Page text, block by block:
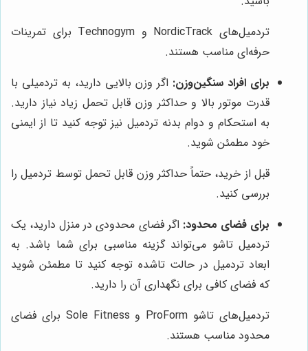
تردمیل‌های NordicTrack و Technogym برای تمرینات
حرفه‌ای مناسب هستند.
برای افراد سنگین‌وزن: اگر وزن بالایی دارید، به تردمیلی با
قدرت موتور بالا و حداکثر وزن قابل تحمل زیاد نیاز دارید.
به استحکام و دوام بدنه تردمیل نیز توجه کنید تا از ایمنی
خود مطمئن شوید.
قبل از خرید، حتماً حداکثر وزن قابل تحمل توسط تردمیل را
بررسی کنید.
برای فضای محدود: اگر فضای محدودی در منزل دارید، یک
تردمیل تاشو می‌تواند گزینه مناسبی برای شما باشد. به
ابعاد تردمیل در حالت تاشده توجه کنید تا مطمئن شوید
که فضای کافی برای نگهداری آن را دارید.
تردمیل‌های تاشو ProForm و Sole Fitness برای فضای
محدود مناسب هستند.